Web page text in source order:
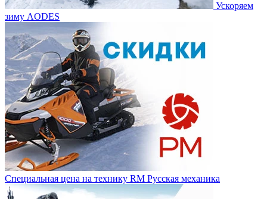
Ускоряем
зиму AODES
Специальная цена на технику RM Русская механика